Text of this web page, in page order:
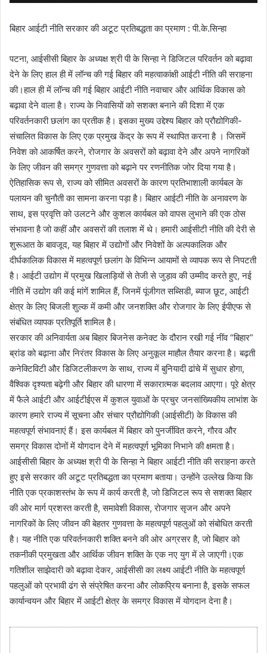
बिहार आईटी नीति सरकार की अटूट प्रतिबद्धता का प्रमाण : पी.के.सिन्हा
पटना, आईसीसी बिहार के अध्यक्ष श्री पी के सिन्हा ने डिजिटल परिवर्तन को बढ़ावा
देने के लिए हाल ही में लॉन्च की गई बिहार की महत्वाकांक्षी आईटी नीति की सराहना
की।हाल ही में लॉन्च की गई बिहार आईटी नीति नवाचार और आर्थिक विकास को
बढ़ावा देने वाला है। राज्य के निवासियों को सशक्त बनाने की दिशा में एक
परिवर्तनकारी छलांग का प्रतीक है। इसका मुख्य उद्देश्य बिहार को प्रौद्योगिकी-
संचालित विकास के लिए एक प्रमुख केंद्र के रूप में स्थापित करना है । जिसमें
निवेश को आकर्षित करने, रोजगार के अवसरों को बढ़ावा देने और अपने नागरिकों
के लिए जीवन की समग्र गुणवत्ता को बढ़ाने पर रणनीतिक जोर दिया गया है।
ऐतिहासिक रूप से, राज्य को सीमित अवसरों के कारण प्रतिभाशाली कार्यबल के
पलायन की चुनौती का सामना करना पड़ा है। बिहार आईटी नीति के अनावरण के
साथ, इस प्रवृत्ति को उलटने और कुशल कार्यबल को वापस लुभाने की एक ठोस
संभावना है जो कहीं और अवसरों की तलाश में थे। हमारी आईसीटी नीति की देरी से
शुरूआत के बावजूद, यह बिहार में उद्योगों और निवेशों के अल्पकालिक और
दीर्घकालिक विकास में महत्वपूर्ण छलांग के विभिन्न आयामों से व्यापक रूप से निपटती
है। आईटी उद्योग में प्रमुख खिलाड़ियों से तेजी से जुड़ाव की उम्मीद करते हुए, नई
नीति में उद्योग की कई मांगें शामिल हैं, जिनमें पूंजीगत सब्सिडी, ब्याज छूट, आईटी
क्षेत्र के लिए बिजली शुल्क में कमी और जनशक्ति और रोजगार के लिए ईपीएफ से
संबंधित व्यापक प्रतिपूर्ति शामिल है।
सरकार की अनिवार्यता अब बिहार बिजनेस कनेक्ट के दौरान रखी गई नींव “बिहार”
ब्रांड को बढ़ाना और निरंतर विकास के लिए अनुकूल माहौल तैयार करना है। बढ़ती
कनेक्टिविटी और डिजिटलीकरण के साथ, राज्य में बुनियादी ढांचे में सुधार होगा,
वैश्विक दृश्यता बढ़ेगी और बिहार की धारणा में सकारात्मक बदलाव आएगा। पूरे क्षेत्र
में फैले आईटी और आईटीईएस में कुशल युवाओं के प्रचुर जनसांख्यिकीय लाभांश के
कारण हमारे राज्य में सूचना और संचार प्रौद्योगिकी (आईसीटी) के विकास की
महत्वपूर्ण संभावनाएं हैं। इस कार्यबल में बिहार को पुनर्जीवित करने, गौरव और
समग्र विकास दोनों में योगदान देने में महत्वपूर्ण भूमिका निभाने की क्षमता है।
आईसीसी बिहार के अध्यक्ष श्री पी के सिन्हा ने बिहार आईटी नीति की सराहना करते
हुए इसे सरकार की अटूट प्रतिबद्धता का प्रमाण बताया। उन्होंने उल्लेख किया कि
नीति एक प्रकाशस्तंभ के रूप में कार्य करती है, जो डिजिटल रूप से सशक्त बिहार
की ओर मार्ग प्रशस्त करती है, समावेशी विकास, रोजगार सृजन और अपने
नागरिकों के लिए जीवन की बेहतर गुणवत्ता के महत्वपूर्ण पहलुओं को संबोधित करती
है। यह नीति एक परिवर्तनकारी शक्ति बनने की ओर अग्रसर है, जो बिहार को
तकनीकी प्रमुखता और आर्थिक जीवन शक्ति के एक नए युग में ले जाएगी।एक
गतिशील साझेदारी को बढ़ावा देकर, आईसीसी का लक्ष्य आईटी नीति के महत्वपूर्ण
पहलुओं को प्रभावी ढंग से संप्रेषित करना और लोकप्रिय बनाना है, इसके सफल
कार्यान्वयन और बिहार में आईटी क्षेत्र के समग्र विकास में योगदान देना है।